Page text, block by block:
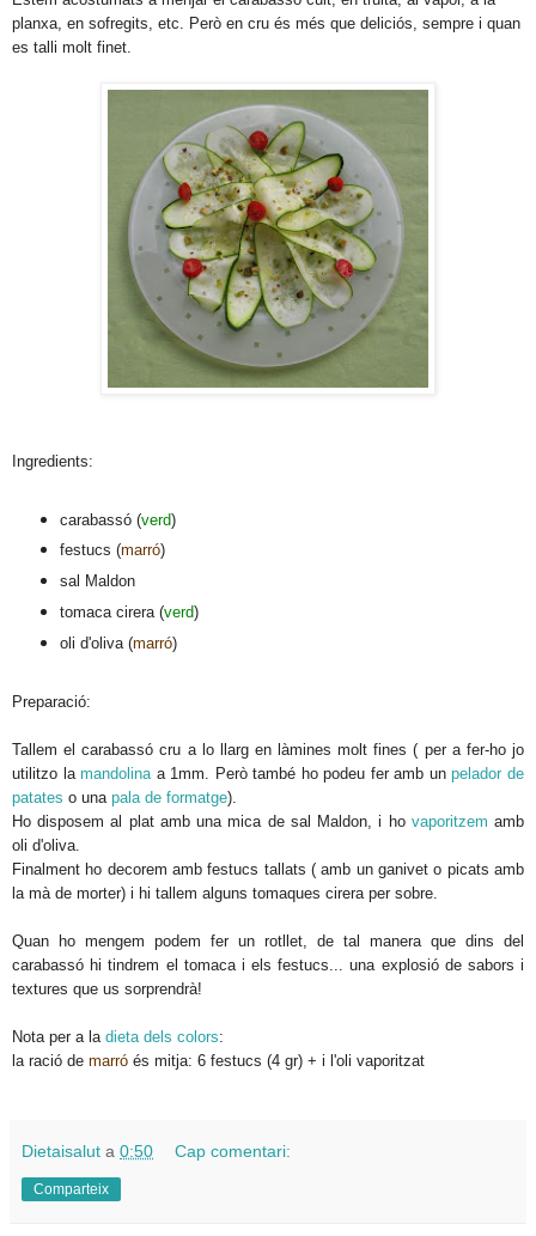
planxa, en sofregits, etc. Però en cru és més que deliciós, sempre i quan
es talli molt finet.
Ingredients:
carabassó (verd)
festucs (marró)
sal Maldon
tomaca cirera (verd)
oli d'oliva (marró)
Preparació:
Tallem el carabassó cru a lo llarg en làmines molt fines ( per a fer-ho jo
utilitzo lamandolinaa 1mm. Però també ho podeu fer amb unpelador de
patates o una pala de formatge).
Ho disposem al plat amb una mica de sal Maldon, i ho vaporitzem amb
oli d'oliva.
Finalment ho decorem amb festucs tallats ( amb un ganivet o picats amb
la mà de morter) i hi tallem alguns tomaques cirera per sobre.
Quan ho mengem podem fer un rotllet, de tal manera que dins del
carabassó hi tindrem el tomaca i els festucs... una explosió de sabors i
textures que us sorprendrà!
Nota per a la dieta dels colors:
la ració de marró és mitja: 6 festucs (4 gr) + i l'oli vaporitzat
Dietaisalut a 0:50 Cap comentari:
Comparteix